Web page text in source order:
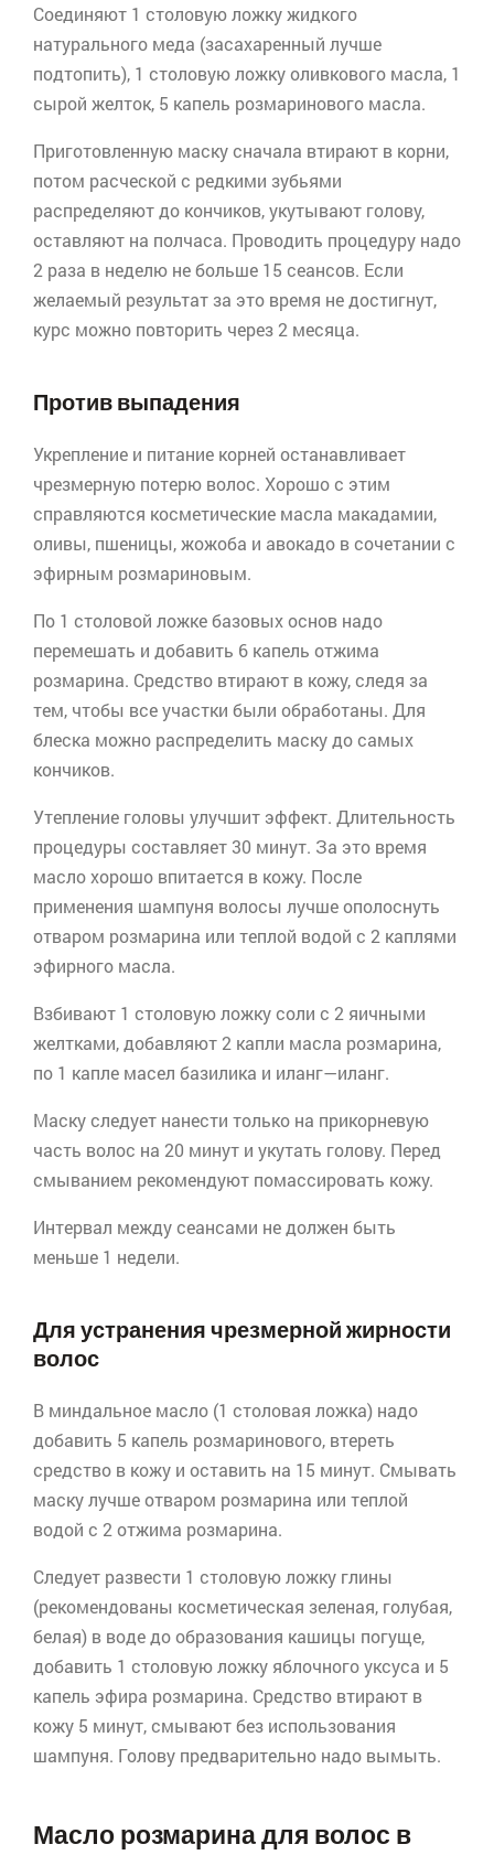
Соединяют 1 столовую ложку жидкого
натурального меда (засахаренный лучше
подтопить), 1 столовую ложку оливкового масла, 1
сырой желток, 5 капель розмаринового масла.
Приготовленную маску сначала втирают в корни,
потом расческой с редкими зубьями
распределяют до кончиков, укутывают голову,
оставляют на полчаса. Проводить процедуру надо
2 раза в неделю не больше 15 сеансов. Если
желаемый результат за это время не достигнут,
курс можно повторить через 2 месяца.
Против выпадения
Укрепление и питание корней останавливает
чрезмерную потерю волос. Хорошо с этим
справляются косметические масла макадамии,
оливы, пшеницы,жожоба и авокадо в сочетании с
эфирным розмариновым.
По 1 столовой ложке базовых основ надо
перемешать и добавить 6 капель отжима
розмарина. Средство втирают в кожу, следя за
тем, чтобы все участки были обработаны. Для
блеска можно распределить маску до самых
кончиков.
Утепление головы улучшит эффект. Длительность
процедуры составляет 30 минут. За это время
масло хорошо впитается в кожу. После
применения шампуня волосы лучше ополоснуть
отваром розмарина или теплой водой с 2 каплями
эфирного масла.
Взбивают 1 столовую ложку соли с 2 яичными
желтками, добавляют 2 капли масла розмарина,
по 1 капле масел базилика и иланг—иланг.
Маску следует нанести только на прикорневую
часть волос на 20 минут и укутать голову. Перед
смыванием рекомендуют помассировать кожу.
Интервал между сеансами не должен быть
меньше 1 недели.
Для устранения чрезмерной жирности
волос
В миндальное масло (1 столовая ложка) надо
добавить 5 капель розмаринового, втереть
средство в кожу и оставить на 15 минут. Смывать
маску лучше отваром розмарина или теплой
водой с 2 отжима розмарина.
Следует развести 1 столовую ложку глины
(рекомендованы косметическая зеленая, голубая,
белая) в воде до образования кашицы погуще,
добавить 1 столовую ложку яблочного уксуса и 5
капель эфира розмарина. Средство втирают в
кожу 5 минут, смывают без использования
шампуня. Голову предварительно надо вымыть.
Масло розмарина для волос в